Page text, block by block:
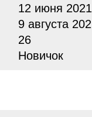
12 июня
9 августа
26
Новичок